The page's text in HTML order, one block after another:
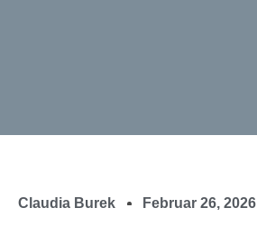
Claudia Burek Februar 26, 2026